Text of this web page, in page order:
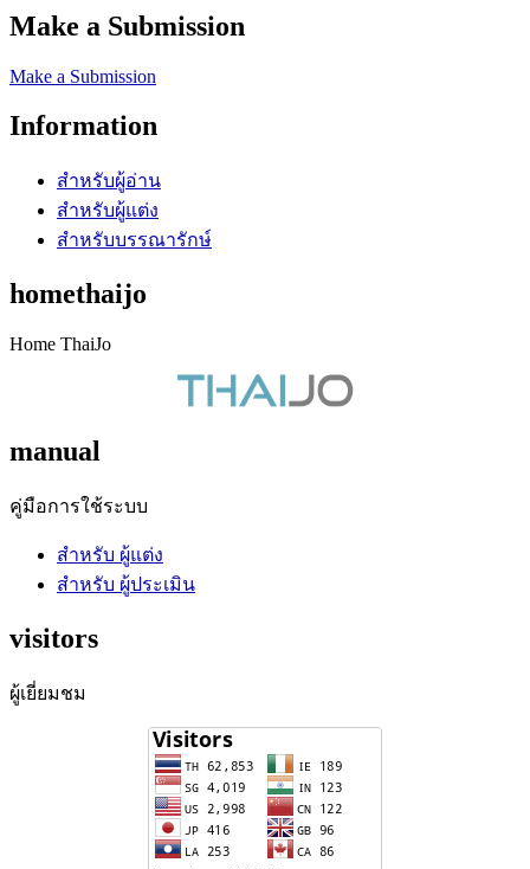
Make a Submission
Make a Submission
Information
สำหรับผู้อ่าน
สำหรับผู้แต่ง
สำหรับบรรณารักษ์
homethaijo
Home ThaiJo
manual
คู่มือการใช้ระบบ
สำหรับ ผู้แต่ง
สำหรับ ผู้ประเมิน
visitors
ผู้เยี่ยมชม